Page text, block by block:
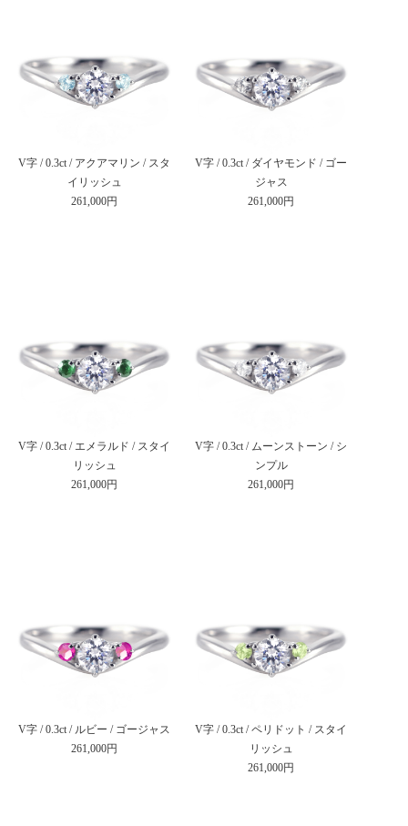
V字 / 0.3ct / アクアマリン / スタ
イリッシュ
261,000円
V字 / 0.3ct / ダイヤモンド / ゴー
ジャス
261,000円
V字 / 0.3ct / エメラルド / スタイ
リッシュ
261,000円
V字 / 0.3ct / ムーンストーン / シ
ンプル
261,000円
V字 / 0.3ct / ルビー / ゴージャス
261,000円
V字 / 0.3ct / ペリドット / スタイ
リッシュ
261,000円